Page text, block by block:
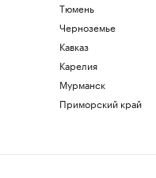
Тюмень
Черноземье
Кавказ
Карелия
Мурманск
Приморский край